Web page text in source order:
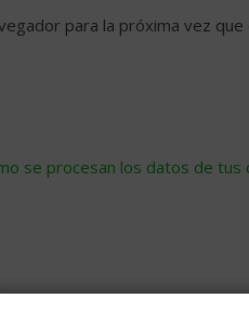
para la próxima vez que
se procesan los datos de tus